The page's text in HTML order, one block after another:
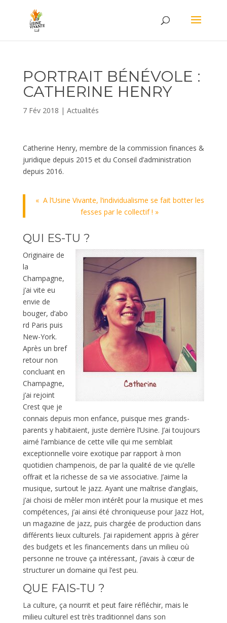
PORTRAIT BÉNÉVOLE :
CATHERINE HENRY
7 Fév 2018 | Actualités
Catherine Henry, membre de la commission finances &
juridique depuis 2015 et du Conseil d’administration
depuis 2016.
« A l’Usine Vivante, l’individualisme se fait botter les
fesses par le collectif ! »
QUI ES-TU ?
Originaire de
la
Champagne,
j’ai vite eu
envie de
bouger, d’abo
rd Paris puis
New-York.
Après un bref
retour non
concluant en
Champagne,
j’ai rejoint
Crest que je
connais depuis mon enfance, puisque mes grands-
parents y habitaient, juste derrière l’Usine. J’ai toujours
aimé l’ambiance de cette ville qui me semblait
exceptionnelle voire exotique par rapport à mon
quotidien champenois, de par la qualité de vie qu’elle
offrait et la richesse de sa vie associative. J’aime la
musique, surtout le jazz. Ayant une maîtrise d’anglais,
j’ai choisi de mêler mon intérêt pour la musique et mes
compétences, j’ai ainsi été chroniqueuse pour Jazz Hot,
un magazine de jazz, puis chargée de production dans
différents lieux culturels. J’ai rapidement appris à gérer
des budgets et les financements dans un milieu où
personne ne trouve ça intéressant, j’avais à cœur de
structurer un domaine qui l’est peu.
QUE FAIS-TU ?
La culture, ça nourrit et peut faire réfléchir, mais le
milieu culturel est très traditionnel dans son